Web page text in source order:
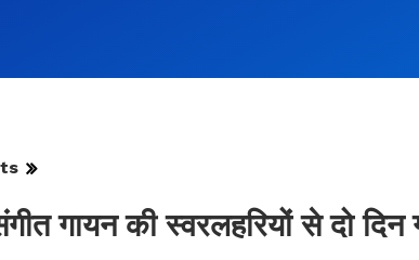
गायन की स्वरलहरियों से दो दिन